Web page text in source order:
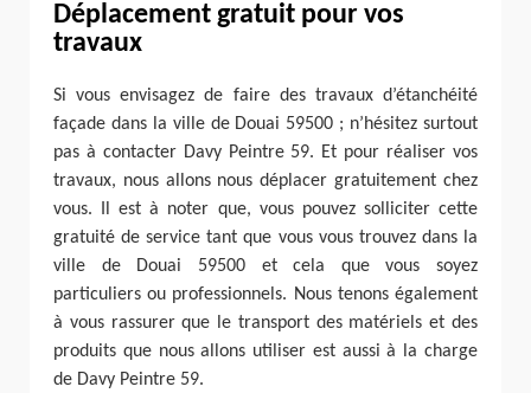
Déplacement gratuit pour vos
travaux
Si vous envisagez de faire des travaux d’étanchéité
façade dans la ville de Douai 59500 ; n’hésitez surtout
pas à contacter Davy Peintre 59. Et pour réaliser vos
travaux, nous allons nous déplacer gratuitement chez
vous. Il est à noter que, vous pouvez solliciter cette
gratuité de service tant que vous vous trouvez dans la
ville de Douai 59500 et cela que vous soyez
particuliers ou professionnels. Nous tenons également
à vous rassurer que le transport des matériels et des
produits que nous allons utiliser est aussi à la charge
de Davy Peintre 59.